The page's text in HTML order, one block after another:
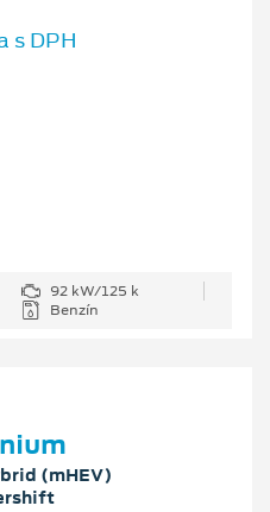
s DPH
92 kW/125 k
Benzín
(mHEV)